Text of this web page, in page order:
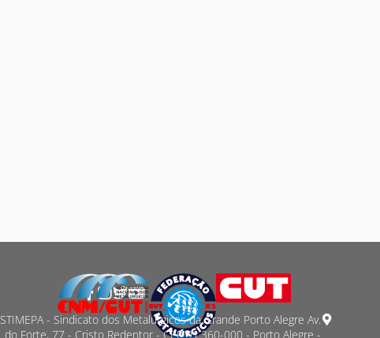
STIMEPA - Sindicato dos Metalurgicos da Grande Porto Alegre Av.
do Forte, 77 - Cristo Redentor - CEP 91.360-000 - Porto Alegre -